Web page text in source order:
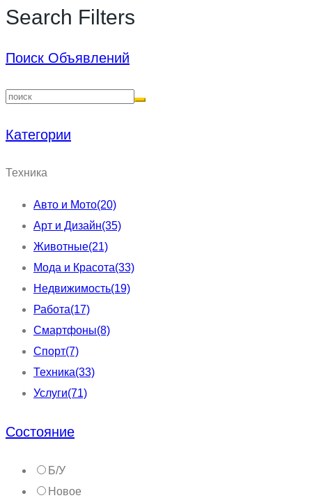
Search Filters
Поиск Объявлений
Категории
Техника
Авто и Мото(20)
Арт и Дизайн(35)
Животные(21)
Мода и Красота(33)
Недвижимость(19)
Работа(17)
Смартфоны(8)
Спорт(7)
Техника(33)
Услуги(71)
Состояние
Б/У
Новое